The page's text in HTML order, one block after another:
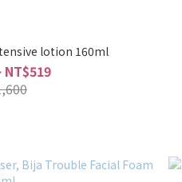
lotion 160ml
NT$519